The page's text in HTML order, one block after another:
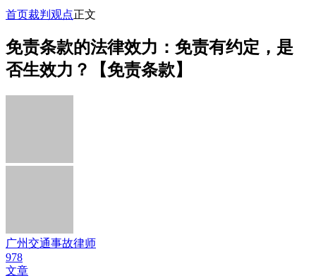
首页裁判观点正文
免责条款的法律效力：免责有约定，是
否生效力？【免责条款】
广州交通事故律师
978
文章